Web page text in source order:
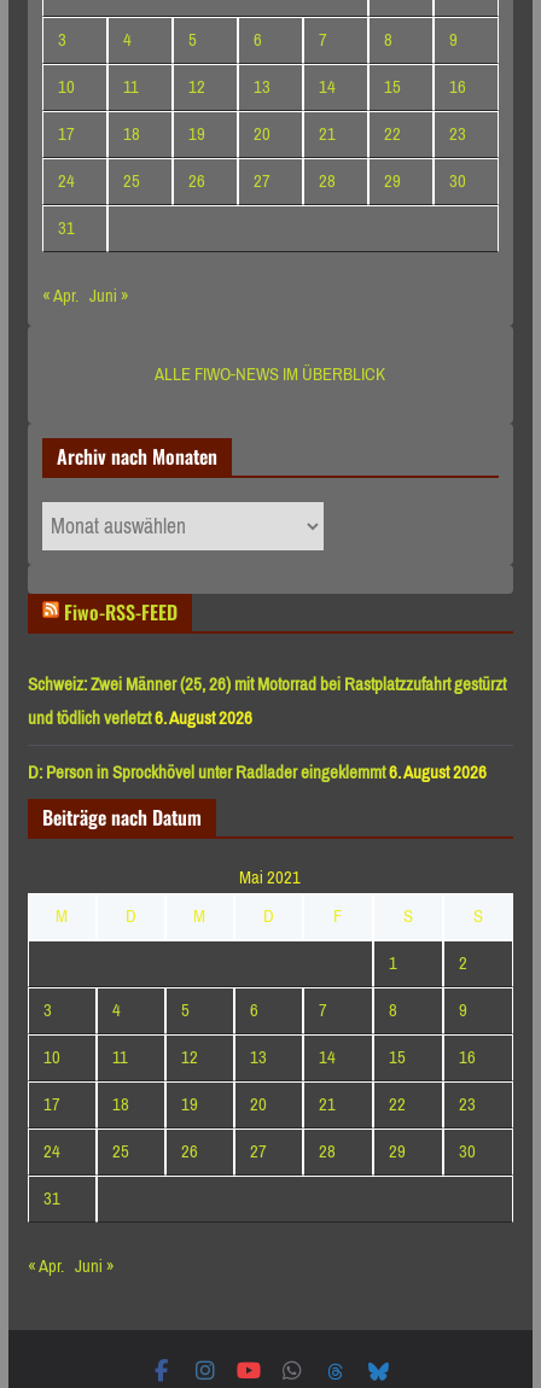
3
4 5 6 7 8
9
10
11 12 13 14 15
16
17
18 19 20 21 22
23
24
25 26 27 28 29
30
31
« Apr. Juni »
ALLE FIWO-NEWS IM ÜBERBLICK
Archiv nach Monaten
Archiv
nach
Fiwo-RSS-FEED
Schweiz: Zwei Männer (25, 26) mit Motorrad bei Rastplatzzufahrt gestürzt
und tödlich verletzt6. August 2026
D: Person in Sprockhövel unter Radlader eingeklemmt6. August 2026
Beiträge nach Datum
Mai 2021
M
D M D F S
S
1
2
3
4 5 6 7 8
9
10
11 12 13 14 15
16
17
18 19 20 21 22
23
24
25 26 27 28 29
30
31
« Apr. Juni »